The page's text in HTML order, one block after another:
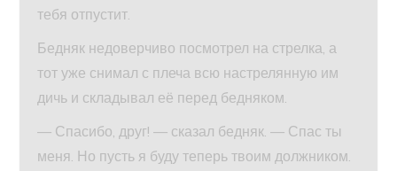
тебя отпустит.
Бедняк недоверчиво посмотрел на стрелка, а
тот уже снимал с плеча всю настрелянную им
дичь и складывал её перед бедняком.
— Спасибо, друг! — сказал бедняк. — Спас ты
меня. Но пусть я буду теперь твоим должником.